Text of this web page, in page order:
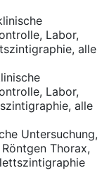
Labor,
alle
Labor,
alle
Untersuchung,
Thorax,